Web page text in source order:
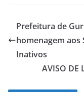
Prefeitura de
homenagem aos
Inativos
AVISO DE